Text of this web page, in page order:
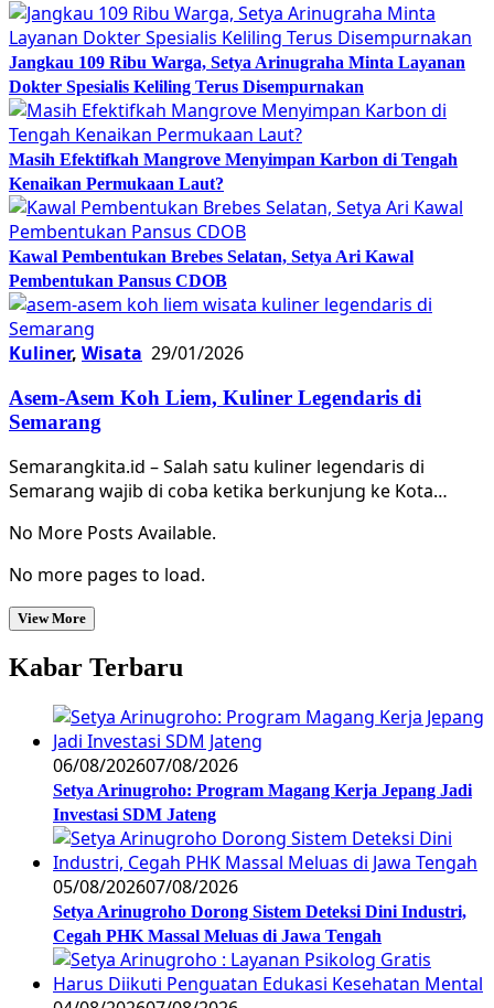
Jangkau 109 Ribu Warga, Setya Arinugraha Minta Layanan
Dokter Spesialis Keliling Terus Disempurnakan
Masih Efektifkah Mangrove Menyimpan Karbon di Tengah
Kenaikan Permukaan Laut?
Kawal Pembentukan Brebes Selatan, Setya Ari Kawal
Pembentukan Pansus CDOB
Kuliner, Wisata 29/01/2026
Asem-Asem Koh Liem, Kuliner Legendaris di
Semarang
Semarangkita.id – Salah satu kuliner legendaris di
Semarang wajib di coba ketika berkunjung ke Kota…
No More Posts Available.
No more pages to load.
View More
Kabar Terbaru
06/08/202607/08/2026
Setya Arinugroho: Program Magang Kerja Jepang Jadi
Investasi SDM Jateng
05/08/202607/08/2026
Setya Arinugroho Dorong Sistem Deteksi Dini Industri,
Cegah PHK Massal Meluas di Jawa Tengah